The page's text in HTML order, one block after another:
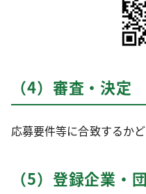
（4）審査・決定
応募要件等に合致するか
（5）登録企業・